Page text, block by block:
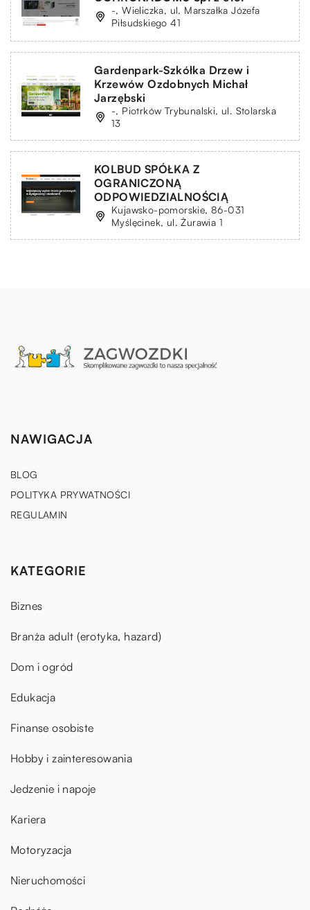
-, Wieliczka, ul. Marszałka Józefa
Piłsudskiego 41
Gardenpark-Szkółka Drzew i
Krzewów Ozdobnych Michał
Jarzębski
-, Piotrków Trybunalski, ul. Stolarska
13
KOLBUD SPÓŁKA Z
OGRANICZONĄ
ODPOWIEDZIALNOŚCIĄ
Kujawsko-pomorskie, 86-031
Myślęcinek, ul. Żurawia 1
NAWIGACJA
BLOG
POLITYKA PRYWATNOŚCI
REGULAMIN
KATEGORIE
Biznes
Branża adult (erotyka, hazard)
Dom i ogród
Edukacja
Finanse osobiste
Hobby i zainteresowania
Jedzenie i napoje
Kariera
Motoryzacja
Nieruchomości